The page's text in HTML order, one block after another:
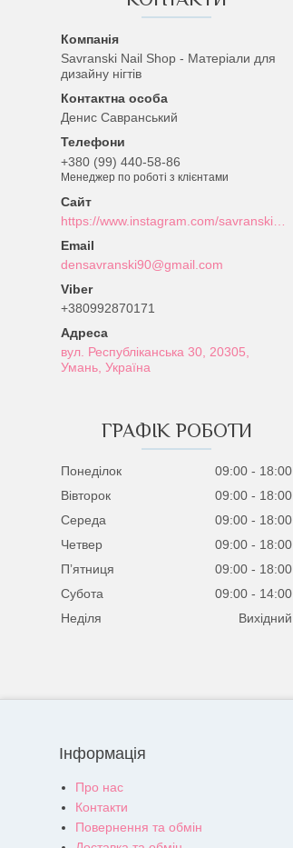
Savranski Nail Shop - Матеріали для
дизайну нігтів
Денис Савранський
+380 (99) 440-58-86
Менеджер по роботі з клієнтами
densavranski90@gmail.com
+380992870171
вул. Республіканська 30, 20305,
Умань, Україна
ГРАФІК РОБОТИ
Понеділок 09:00
18:00
Вівторок
09:00
18:00
Середа
09:00
18:00
Четвер
09:00
18:00
Пʼятниця
09:00
18:00
Субота
09:00
14:00
Неділя
Вихідний
Інформація
Про нас
Контакти
Повернення та обмін